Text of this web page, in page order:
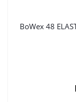
BoWex 48